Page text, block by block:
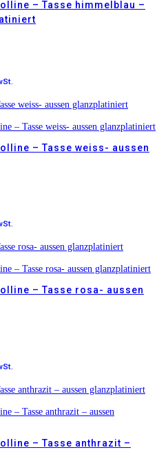
– Tasse himmelblau –
– Tasse weiss- aussen
– Tasse rosa- aussen
– Tasse anthrazit –